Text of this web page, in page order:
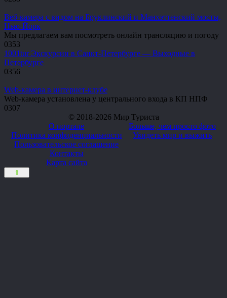
Веб-камера с видом на Бруклинский и Манхэттенский мосты,
Нью-Йорк
Мы предлагаем вам посмотреть онлайн трансляцию и погоду
0353
1001tur Экскурсии в Санкт-Петербурге — Выходные в
Петербурге
0356
Web-камера в интернет-клубе
Web-камера установлена у центрального входа в КП НПФ
0307
© 2018-2026 Мир Туриста
О портале
Политика конфиденциальности
Пользовательское соглашение
Контакты
Карта сайта
Больше, чем просто фото
Увидеть мир и выжить